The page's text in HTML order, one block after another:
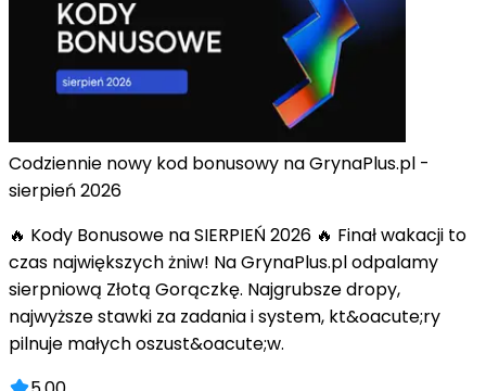
Codziennie nowy kod bonusowy na GrynaPlus.pl -
sierpień 2026
🔥 Kody Bonusowe na SIERPIEŃ 2026 🔥 Finał wakacji to
czas największych żniw! Na GrynaPlus.pl odpalamy
sierpniową Złotą Gorączkę. Najgrubsze dropy,
najwyższe stawki za zadania i system, kt&oacute;ry
pilnuje małych oszust&oacute;w.